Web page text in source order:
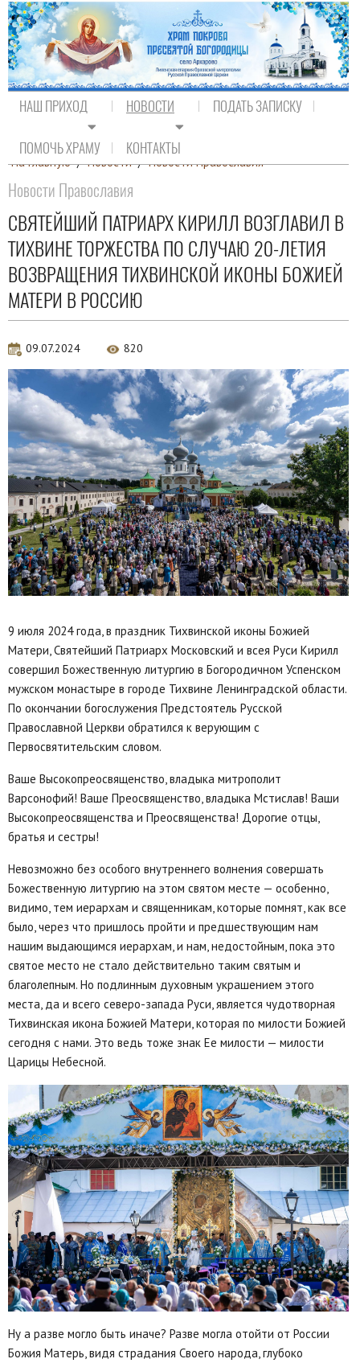
НАШ ПРИХОД НОВОСТИ ПОДАТЬ ЗАПИСКУ
ПОМОЧЬ ХРАМУ КОНТАКТЫ
На главную / Новости / Новости Православия
Новости Православия
СВЯТЕЙШИЙ ПАТРИАРХ КИРИЛЛ ВОЗГЛАВИЛ В
ТИХВИНЕ ТОРЖЕСТВА ПО СЛУЧАЮ 20-ЛЕТИЯ
ВОЗВРАЩЕНИЯ ТИХВИНСКОЙ ИКОНЫ БОЖИЕЙ
МАТЕРИ В РОССИЮ
09.07.2024 820
9 июля 2024 года, в праздник Тихвинской иконы Божией
Матери, Святейший Патриарх Московский и всея Руси Кирилл
совершил Божественную литургию в Богородичном Успенском
мужском монастыре в городе Тихвине Ленинградской области.
По окончании богослужения Предстоятель Русской
Православной Церкви обратился к верующим с
Первосвятительским словом.
Ваше Высокопреосвященство, владыка митрополит
Варсонофий! Ваше Преосвященство, владыка Мстислав! Ваши
Высокопреосвященства и Преосвященства! Дорогие отцы,
братья и сестры!
Невозможно без особого внутреннего волнения совершать
Божественную литургию на этом святом месте — особенно,
видимо, тем иерархам и священникам, которые помнят, как все
было, через что пришлось пройти и предшествующим нам
нашим выдающимся иерархам, и нам, недостойным, пока это
святое место не стало действительно таким святым и
благолепным. Но подлинным духовным украшением этого
места, да и всего северо-запада Руси, является чудотворная
Тихвинская икона Божией Матери, которая по милости Божией
сегодня с нами. Это ведь тоже знак Ее милости — милости
Царицы Небесной.
Ну а разве могло быть иначе? Разве могла отойти от России
Божия Матерь, видя страдания Своего народа, глубоко